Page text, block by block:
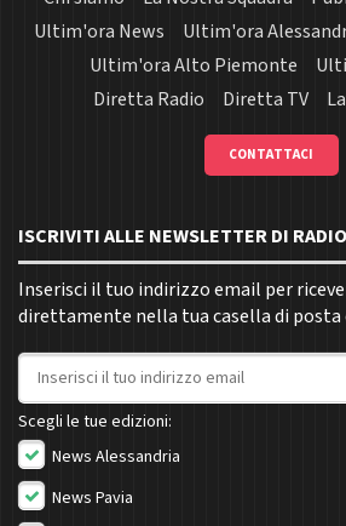
Ultim'ora News
Ultim'ora
Ultim'ora Alto Piemonte
Diretta Radio
Diretta TV
CONTATTACI
ISCRIVITI ALLE NEWSLETTER DI
Inserisci il tuo indirizzo email per
direttamente nella tua casella di
Indirizzo email
Scegli le tue edizioni:
News Alessandria
News Pavia